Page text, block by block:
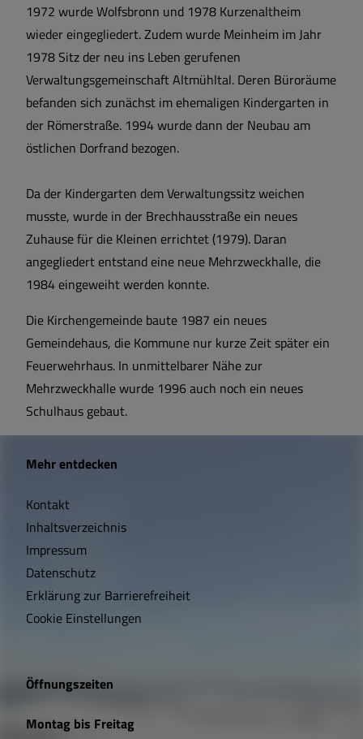
1972 wurde Wolfsbronn und 1978 Kurzenaltheim
wieder eingegliedert. Zudem wurde Meinheim im Jahr
1978 Sitz der neu ins Leben gerufenen
Verwaltungsgemeinschaft Altmühltal. Deren Büroräume
befanden sich zunächst im ehemaligen Kindergarten in
der Römerstraße. 1994 wurde dann der Neubau am
östlichen Dorfrand bezogen.
Da der Kindergarten dem Verwaltungssitz weichen
musste, wurde in der Brechhausstraße ein neues
Zuhause für die Kleinen errichtet (1979). Daran
angegliedert entstand eine neue Mehrzweckhalle, die
1984 eingeweiht werden konnte.
Die Kirchengemeinde baute 1987 ein neues
Gemeindehaus, die Kommune nur kurze Zeit später ein
Feuerwehrhaus. In unmittelbarer Nähe zur
Mehrzweckhalle wurde 1996 auch noch ein neues
Schulhaus gebaut.
W
c
h
t
i
e
L
Mehr entdecken
Kontakt
Inhaltsverzeichnis
Impressum
Datenschutz
Erklärung zur Barrierefreiheit
Cookie Einstellungen
Öffnungszeiten
Montag bis Freitag